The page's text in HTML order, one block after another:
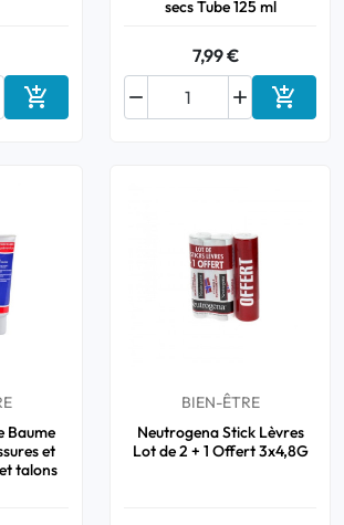
Ajouter au panier
secs Tube 125 ml
7,99 €

 
Baume
et
talons
BIEN-ÊTRE
Neutrogena Stick Lèvres
Lot de 2 + 1 Offert 3x4,8G